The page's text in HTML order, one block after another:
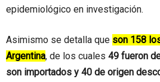
epidemiológico en investigación.
Asimismo se detalla que son 158
Argentina, de los cuales 49 fueron
son importados y 40 de origen